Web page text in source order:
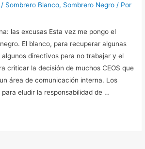
/ Sombrero Blanco, Sombrero Negro / Por
las excusas Esta vez me pongo el
El blanco, para recuperar algunas
directivos para no trabajar y el
criticar la decisión de muchos CEOS que
área de comunicación interna. Los
eludir la responsabilidad de …